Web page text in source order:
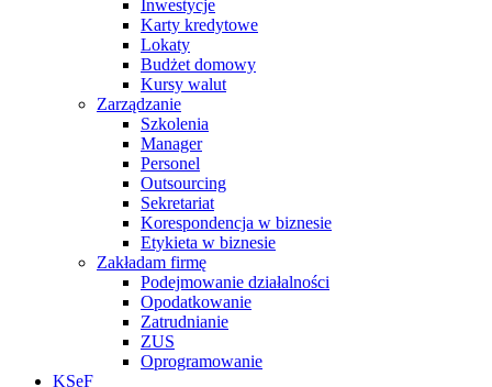
Inwestycje
Karty kredytowe
Lokaty
Budżet domowy
Kursy walut
Zarządzanie
Szkolenia
Manager
Personel
Outsourcing
Sekretariat
Korespondencja w biznesie
Etykieta w biznesie
Zakładam firmę
Podejmowanie działalności
Opodatkowanie
Zatrudnianie
ZUS
Oprogramowanie
KSeF